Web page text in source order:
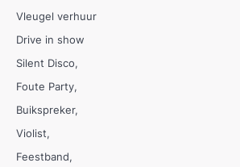
Vleugel verhuur
Drive in show
Silent Disco
Foute Party
Buikspreker
Violist
Feestband